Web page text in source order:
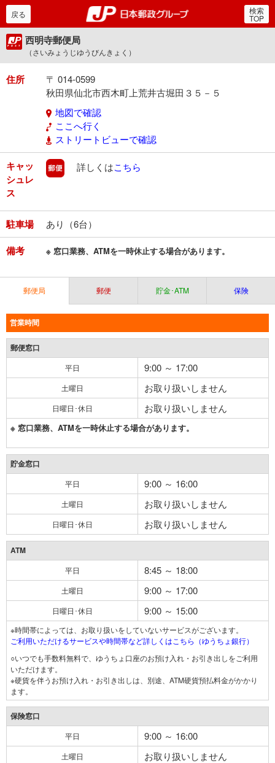
郵便局・日本郵政グルー
戻る 検索
TOP
西明寺郵便局
（さいみょうじゆうびんきょく）
住所
〒 014-0599
秋田県仙北市西木町上荒井古堀田３５－５
地図で確認
ここへ行く
ストリートビューで確認
キャッ
シュレ
ス
郵便
詳しくはこちら
駐車場 あり（6台）
備考 ※ 窓口業務、ATMを一時休止する場合があります。
郵便局 郵便 貯金･ATM 保険
営業時間
郵便窓口
平日 9:00 ～ 17:00
土曜日 お取り扱いしません
日曜日･休日 お取り扱いしません
※ 窓口業務、ATMを一時休止する場合があります。
貯金窓口
平日 9:00 ～ 16:00
土曜日 お取り扱いしません
日曜日･休日 お取り扱いしません
ATM
平日 8:45 ～ 18:00
土曜日 9:00 ～ 17:00
日曜日･休日 9:00 ～ 15:00
※時間帯によっては、お取り扱いをしていないサービスがございます。
ご利用いただけるサービスや時間帯など詳しくはこちら（ゆうちょ銀行）
○いつでも手数料無料で、ゆうちょ口座のお預け入れ・お引き出しをご利用
いただけます。
※硬貨を伴うお預け入れ・お引き出しは、別途、ATM硬貨預払料金がかかり
ます。
保険窓口
平日 9:00 ～ 16:00
土曜日 お取り扱いしません